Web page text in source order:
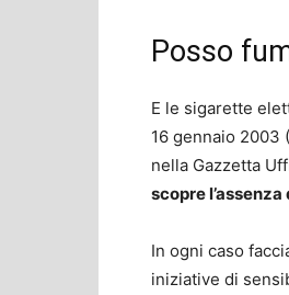
Posso
E le sigarette
16 gennaio 2003
nella Gazzetta
scopre
In ogni caso
iniziative di